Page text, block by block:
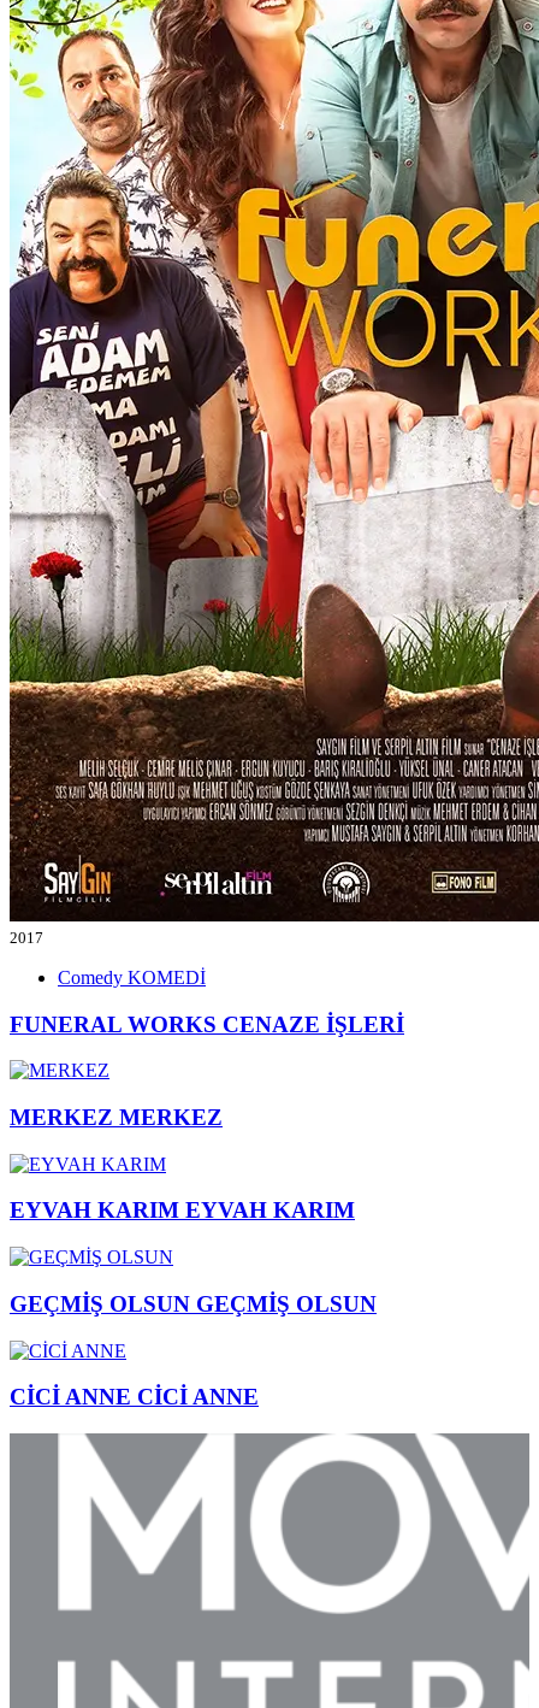
2017
Comedy KOMEDİ
FUNERAL WORKS CENAZE İŞLERİ
MERKEZ MERKEZ
EYVAH KARIM EYVAH KARIM
GEÇMİŞ OLSUN GEÇMİŞ OLSUN
CİCİ ANNE CİCİ ANNE